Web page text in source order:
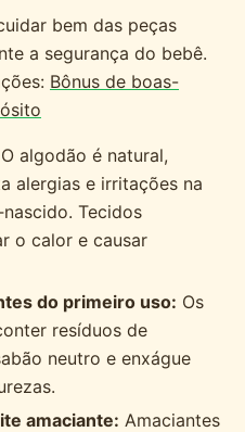
bem das peças
a segurança do bebê.
Bônus de boas-
O algodão é natural,
alergias e irritações na
Tecidos
o calor e causar
do primeiro uso: Os
resíduos de
neutro e enxágue
amaciante: Amaciantes